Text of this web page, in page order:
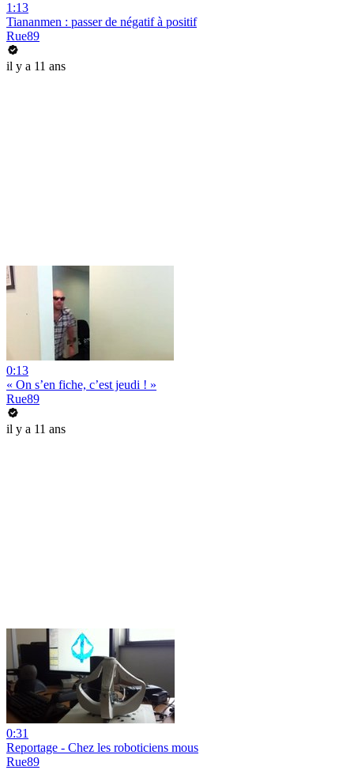
1:13
Tiananmen : passer de négatif à positif
Rue89
il y a 11 ans
0:13
« On s’en fiche, c’est jeudi ! »
Rue89
il y a 11 ans
0:31
Reportage - Chez les roboticiens mous
Rue89